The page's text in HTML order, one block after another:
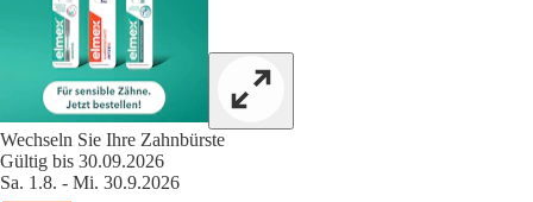
Wechseln Sie Ihre Zahnbürste
Gültig bis 30.09.2026
Sa. 1.8. - Mi. 30.9.2026